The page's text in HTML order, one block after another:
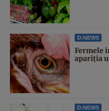
D:NEWS
Fermele
apariția
D:NEWS